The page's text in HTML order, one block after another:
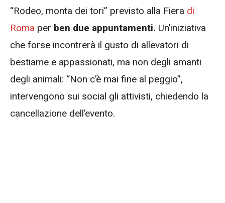
“Rodeo, monta dei tori” previsto alla Fiera di
Roma per ben due appuntamenti. Un’iniziativa
che forse incontrerà il gusto di allevatori di
bestiame e appassionati, ma non degli amanti
degli animali: “Non c’è mai fine al peggio”,
intervengono sui social gli attivisti, chiedendo la
cancellazione dell’evento.